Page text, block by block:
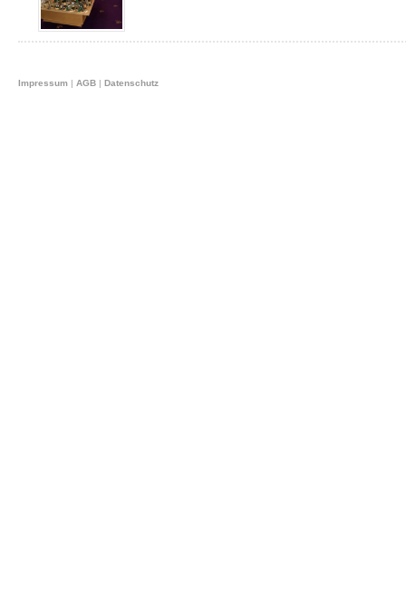
Impressum | AGB | Datenschutz